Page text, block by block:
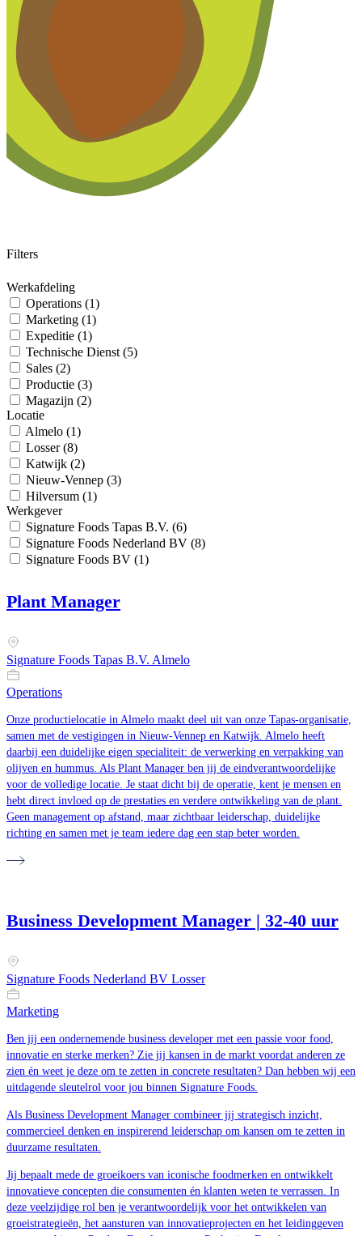
Filters
Werkafdeling
Operations (1)
Marketing (1)
Expeditie (1)
Technische Dienst (5)
Sales (2)
Productie (3)
Magazijn (2)
Locatie
Almelo (1)
Losser (8)
Katwijk (2)
Nieuw-Vennep (3)
Hilversum (1)
Werkgever
Signature Foods Tapas B.V. (6)
Signature Foods Nederland BV (8)
Signature Foods BV (1)
Plant Manager
Signature Foods Tapas B.V. Almelo
Operations
Onze productielocatie in Almelo maakt deel uit van onze Tapas-organisatie,
samen met de vestigingen in Nieuw-Vennep en Katwijk. Almelo heeft
daarbij een duidelijke eigen specialiteit: de verwerking en verpakking van
olijven en hummus. Als Plant Manager ben jij de eindverantwoordelijke
voor de volledige locatie. Je staat dicht bij de operatie, kent je mensen en
hebt direct invloed op de prestaties en verdere ontwikkeling van de plant.
Geen management op afstand, maar zichtbaar leiderschap, duidelijke
richting en samen met je team iedere dag een stap beter worden.
Business Development Manager | 32-40 uur
Signature Foods Nederland BV Losser
Marketing
Ben jij een ondernemende business developer met een passie voor food,
innovatie en sterke merken? Zie jij kansen in de markt voordat anderen ze
zien én weet je deze om te zetten in concrete resultaten? Dan hebben wij een
uitdagende sleutelrol voor jou binnen Signature Foods.
Als Business Development Manager combineer jij strategisch inzicht,
commercieel denken en inspirerend leiderschap om kansen om te zetten in
duurzame resultaten.
Jij bepaalt mede de groeikoers van iconische foodmerken en ontwikkelt
innovatieve concepten die consumenten én klanten weten te verrassen. In
deze veelzijdige rol ben je verantwoordelijk voor het ontwikkelen van
groeistrategieën, het aansturen van innovatieprojecten en het leidinggeven